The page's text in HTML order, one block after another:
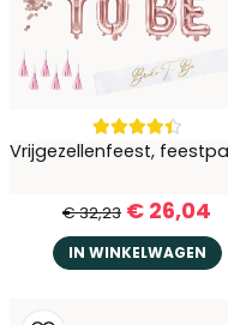
Vrijgezellenfeest,
€ 32,23 € 26,04
IN WINKELWAGEN